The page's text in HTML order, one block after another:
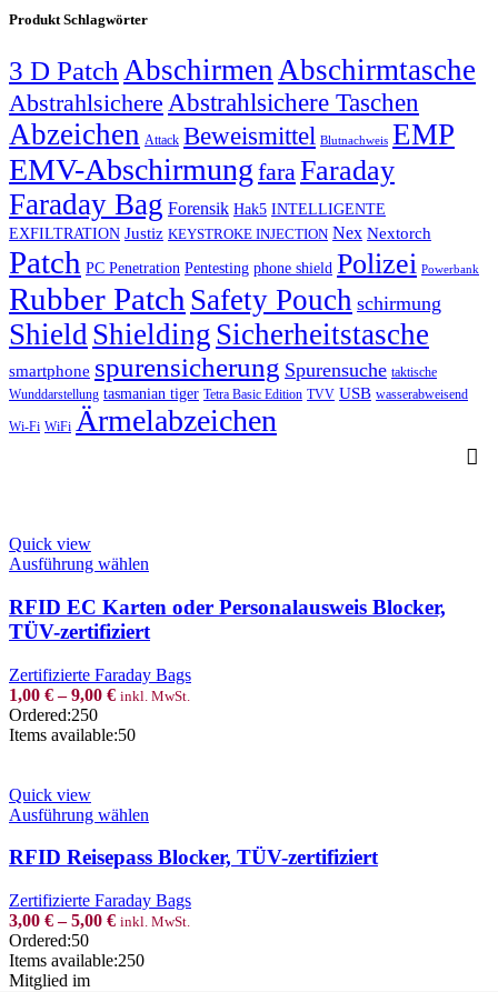
Produkt Schlagwörter
3 D Patch AbschirmenAbschirmtasche
Abstrahlsichere Abstrahlsichere Taschen
Abzeichen Attack Beweismittel Blutnachweis EMP
EMV-Abschirmung faraFaraday
Faraday Bag Forensik Hak5 INTELLIGENTE
EXFILTRATION Justiz KEYSTROKE INJECTION Nex Nextorch
Patch PC Penetration Pentesting phone shield Polizei Powerbank
Rubber Patch Safety Pouch schirmung
ShieldShielding Sicherheitstasche
smartphone spurensicherung Spurensuche taktische
Wunddarstellung tasmanian tiger Tetra Basic Edition TVV USB wasserabweisend
Wi-Fi WiFi Ärmelabzeichen
Quick view
Ausführung wählen
has
multiple
variants.
options
may
page
RFID EC Karten oder Personalausweis Blocker,
TÜV-zertifiziert
Zertifizierte Faraday Bags
1,00 €–9,00 € inkl. MwSt.
Ordered:250
Items available:50
Quick view
Ausführung wählen
has
variants.
The
RFID Reisepass Blocker, TÜV-zertifiziert
Zertifizierte Faraday Bags
3,00 €–5,00 € inkl. MwSt.
Ordered:50
Items available:250
Mitglied im